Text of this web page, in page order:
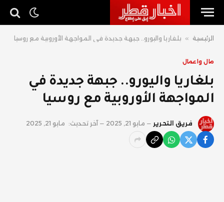
الرئيسية » بلغاريا واليورو.. جبهة جديدة في المواجهة الأوروبية مع روسيا
مال واعمال
بلغاريا واليورو.. جبهة جديدة في
المواجهة الأوروبية مع روسيا
فريق التحرير مايو 21, 2025 آخر تحديث: مايو 21, 2025